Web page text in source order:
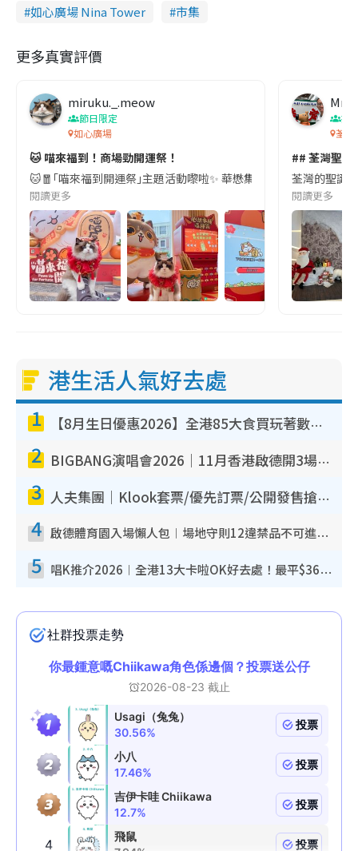
如心廣場 Nina Tower 市集
更多真實評價
miruku._.meow
節日限定
如心廣場
🐱 喵來福到！商場勁開運祭！
🐱🧧｢喵來福到開運祭｣主題活動嚟啦✨ 華懋集團旗下8大商場首
閱讀更多
打
荃灣
## 荃灣聖誕
荃灣的聖誕
閱讀更多
港生活人氣好去處
1 【8月生日優惠2026】全港85大食買玩著數攻略 自助餐/火鍋放題同行免費＋誠品/DONKI送現金券
2 BIGBANG演唱會2026｜11月香港啟德開3場！實名制VIP申請、優先購票攻略
3 人夫集團｜Klook套票/優先訂票/公開發售搶飛攻略！附票價.購票連結.場地座位表
4 啟德體育園入場懶人包︱場地守則12違禁品不可進場准帶細水樽但全場禁樽蓋！應援牌有限制！
5 唱K推介2026︱全港13大卡啦OK好去處！最平$36起 日文K都有！(附地址+收費詳情)